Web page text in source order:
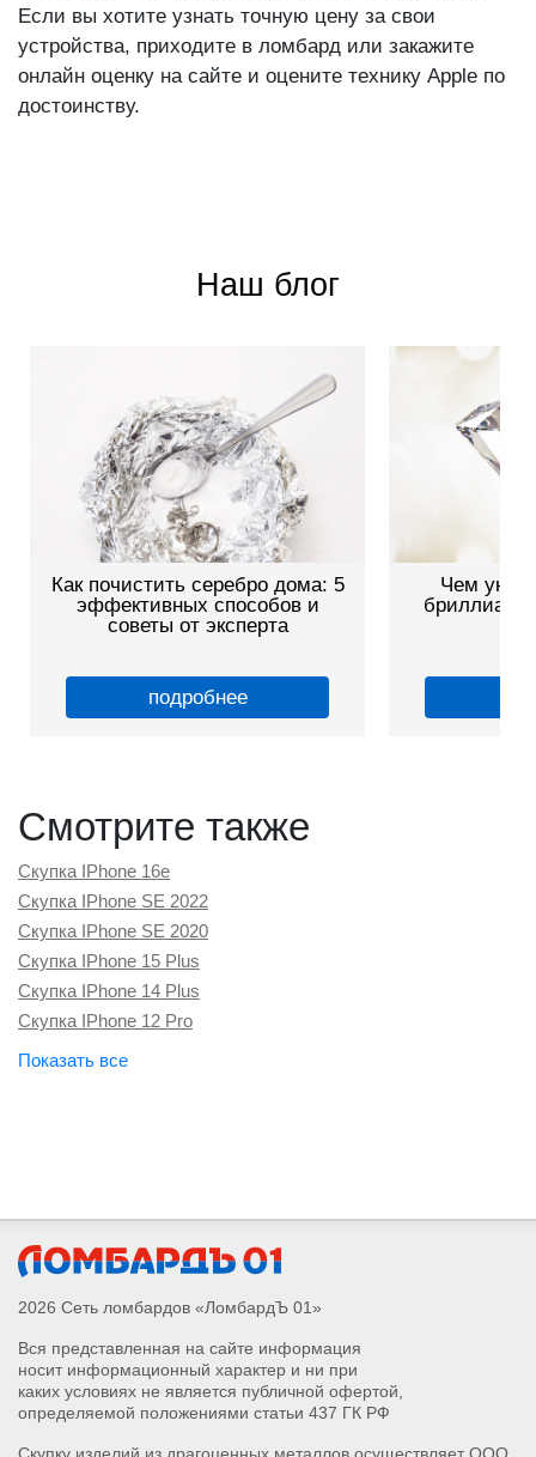
Если вы хотите узнать точную цену за свои
устройства, приходите в ломбард или закажите
онлайн оценку на сайте и оцените технику Apple по
достоинству.
Наш блог
Чем уникальны якутские
бриллианты: особенности и
ценность
подробнее
Мужские
какие
Смотрите также
Скупка IPhone 16e
Скупка IPhone SE 2022
Скупка IPhone SE 2020
Скупка IPhone 15 Plus
Скупка IPhone 14 Plus
Скупка IPhone 12 Pro
Скупка IPhone 16 Plus
Скупка наушников Airpods 4
Скупка Apple Watch Series 4
Скупка Apple Watch Series 5
Скупка Apple Watch Series 6
Скупка Apple Watch Series 7
2026 Сеть ломбардов «ЛомбардЪ 01»
Вся представленная на сайте информация
носит информационный характер и ни при
каких условиях не является публичной офертой,
определяемой положениями статьи 437 ГК РФ